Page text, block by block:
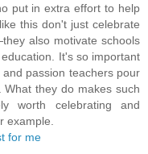
put in extra effort to help
this don't just celebrate
also motivate schools
It's so important
passion teachers pour
they do makes such
worth celebrating and
example.
for me